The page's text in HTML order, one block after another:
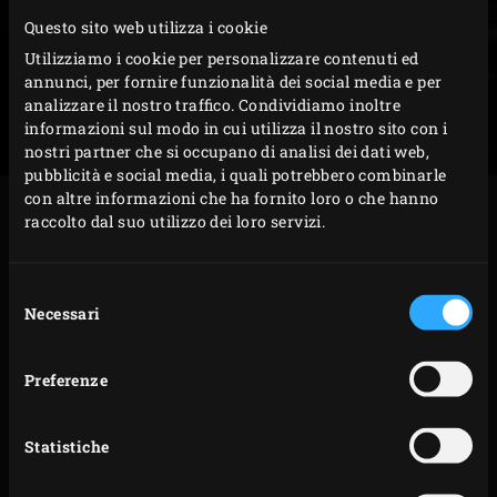
Questo sito web utilizza i cookie
Utilizziamo i cookie per personalizzare contenuti ed
annunci, per fornire funzionalità dei social media e per
analizzare il nostro traffico. Condividiamo inoltre
informazioni sul modo in cui utilizza il nostro sito con i
nostri partner che si occupano di analisi dei dati web,
pubblicità e social media, i quali potrebbero combinarle
con altre informazioni che ha fornito loro o che hanno
raccolto dal suo utilizzo dei loro servizi.
delNecessari
Preferenze
Statistiche